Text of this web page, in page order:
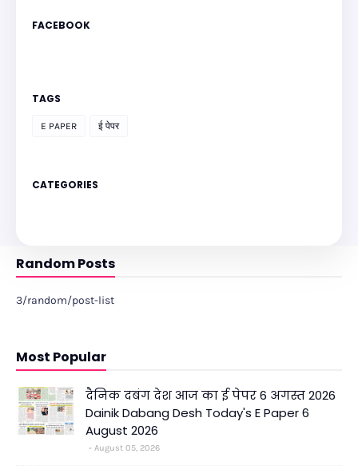
FACEBOOK
TAGS
E PAPER ई पेपर
CATEGORIES
Random Posts
3/random/post-list
Most Popular
दैनिक दबंग देश आज का ई पेपर 6 अगस्त 2026
Dainik Dabang Desh Today's E Paper 6
August 2026
August 05, 2026